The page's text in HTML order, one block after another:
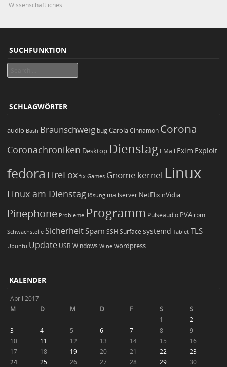
Wissenschaftliches
SUCHFUNKTION
SCHLAGWÖRTER
audio Bash Braunschweig bugCarola Cinnamon Corona
Coronachroniken Desktop Dienstag EMail Exim Exploit
fedora FireFox fix Games Gnome kernel Linux
Linux am Dienstag lösung mailserver NetFlix nVidia
Pinephone Probleme Programm Pulseaudio PVA rpm
Schwachstelle Sicherheit Spam SSH Surface systemd Tablet TLS
Ubuntu Update USB Windows Wine wordpress
KALENDER
April 2017
M
D M D F S
S
1
2
3
4 5 6 7 8
9
10
11 12 13 14 15
16
17
18 19 20 21 22
23
24
25 26 27 28 29 30